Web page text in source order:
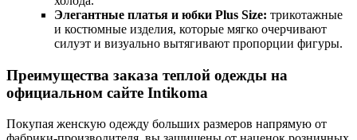
Элегантные платья и юбки Plus Size: трикотажные
и костюмные изделия, которые мягко очерчивают
силуэт и визуально вытягивают пропорции фигуры.
Преимущества заказа теплой одежды на
официальном сайте Intikoma
Покупая женскую одежду больших размеров напрямую от